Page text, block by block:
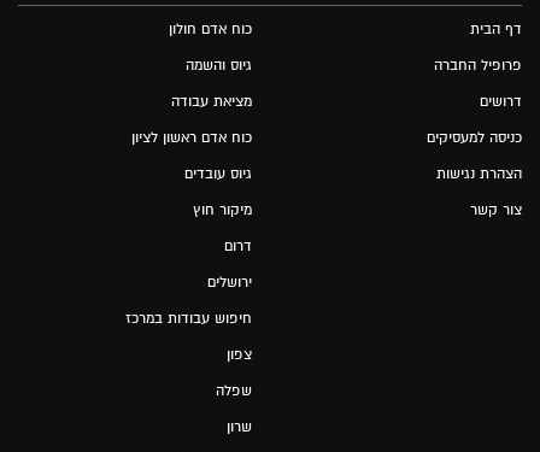
דף הבית
פרופיל החברה
דרושים
כניסה למעסיקים
הצהרת נגישות
צור קשר
כוח אדם חולון
גיוס והשמה
מציאת עבודה
כוח אדם ראשון לציון
גיוס עובדים
מיקור חוץ
דרום
ירושלים
חיפוש עבודות במרכז
צפון
שפלה
שרון